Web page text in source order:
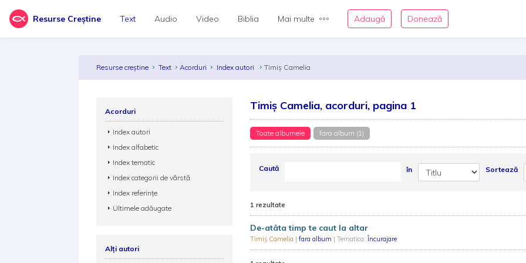
Resurse Creștine Text Audio Video Biblia Mai multe Adaugă Donează
Resurse creștine Text Acorduri Index autori Timiș Camelia
Timiș Camelia, acorduri, pagina 1
Toate albumele fara album (1)
Caută în Sortează
1 rezultate
De-atâta timp te caut la altar
Timiș Camelia | fara album | Tematica: Încurajare
Acorduri
Index autori
Index alfabetic
Index tematic
Index categorii de vârstă
Index referințe
Ultimele adăugate
Alți autori